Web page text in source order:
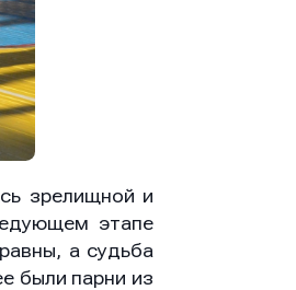
зрелищной и
этапе
а судьба
были парни из